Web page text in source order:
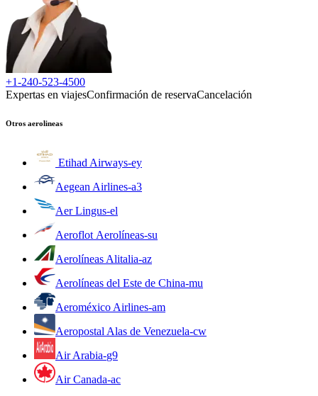
+1-240-523-4500
Expertas en viajesConfirmación de reservaCancelación
Otros aerolineas
Etihad Airways-ey
Aegean Airlines-a3
Aer Lingus-el
Aeroflot Aerolíneas-su
Aerolíneas Alitalia-az
Aerolíneas del Este de China-mu
Aeroméxico Airlines-am
Aeropostal Alas de Venezuela-cw
Air Arabia-g9
Air Canada-ac